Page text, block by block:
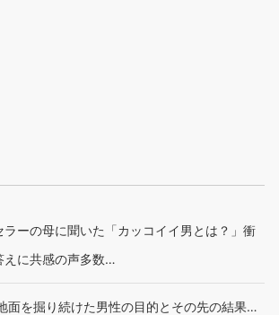
ラーの母に聞いた「カッコイイ男とは？」衝
えに共感の声多数…
面を掘り続けた男性の目的とその先の結果…